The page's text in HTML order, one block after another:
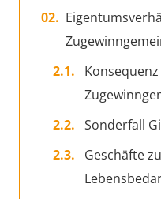
Sonderfall
Geschäfte